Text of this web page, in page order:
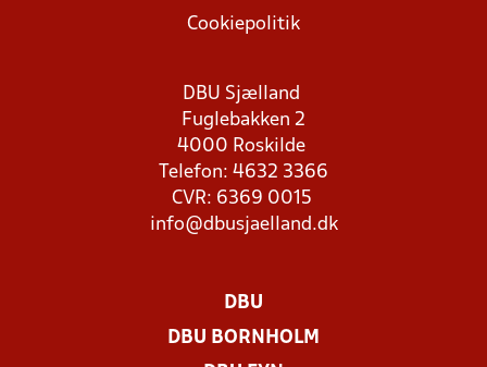
Cookiepolitik
DBU Sjælland
Fuglebakken 2
4000 Roskilde
Telefon: 4632 3366
CVR: 6369 0015
info@dbusjaelland.dk
DBU
DBU BORNHOLM